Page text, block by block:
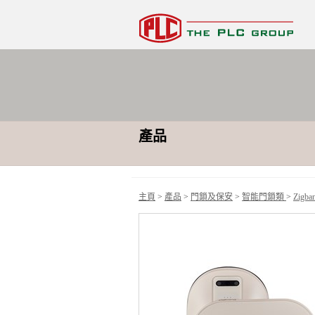
產品
主頁 > 產品 > 門鎖及保安 > 智能門鎖類 >